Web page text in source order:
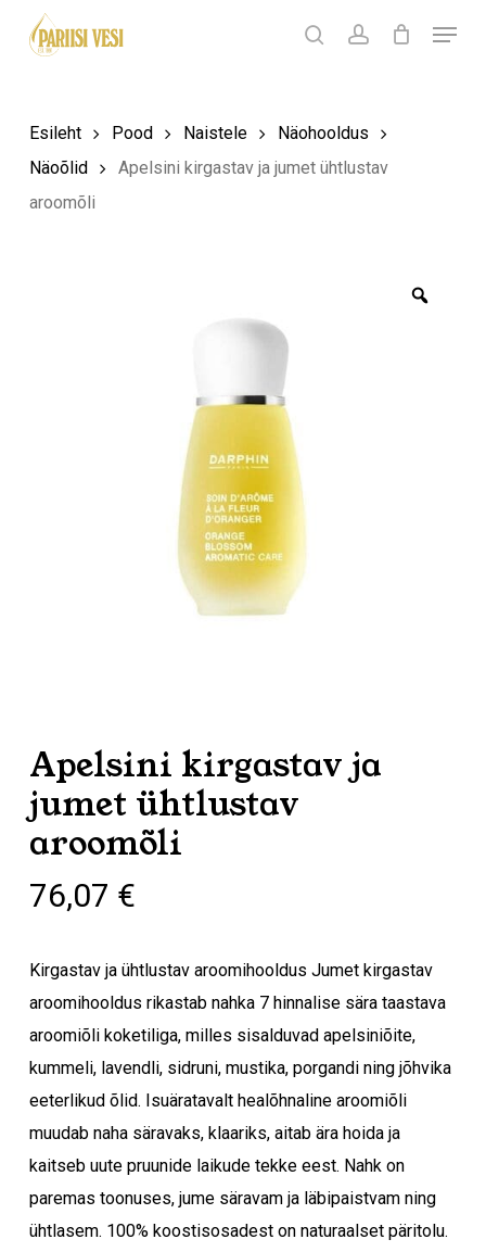
Products
search
searchaccount
Menu
Ostukorv
Esileht Pood Naistele
Näohooldus
Näoõlid
Apelsini kirgastav ja jumet ühtlustav
aroomõli
Apelsini kirgastav ja
jumet ühtlustav
aroomõli
76,07 €
Kirgastav ja ühtlustav aroomihooldus Jumet kirgastav
aroomihooldus rikastab nahka 7 hinnalise sära taastava
aroomiõli koketiliga, milles sisalduvad apelsiniõite,
kummeli, lavendli, sidruni, mustika, porgandi ning jõhvika
eeterlikud õlid. Isuäratavalt healõhnaline aroomiõli
muudab naha säravaks, klaariks, aitab ära hoida ja
kaitseb uute pruunide laikude tekke eest. Nahk on
paremas toonuses, jume säravam ja läbipaistvam ning
ühtlasem. 100% koostisosadest on naturaalset päritolu.